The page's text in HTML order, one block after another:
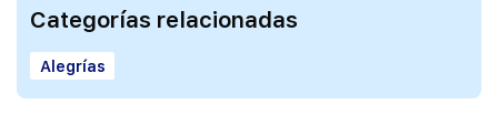
Categorías relacionadas
Alegrías